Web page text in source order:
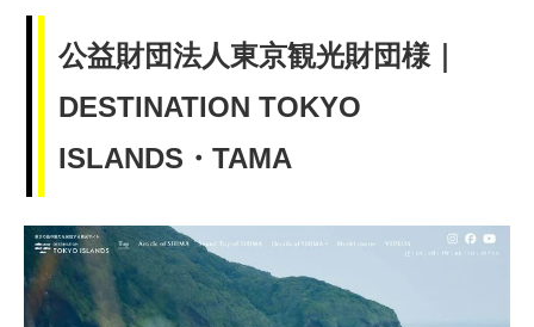
公益財団法人東京観光財団様｜
DESTINATION TOKYO
ISLANDS・TAMA